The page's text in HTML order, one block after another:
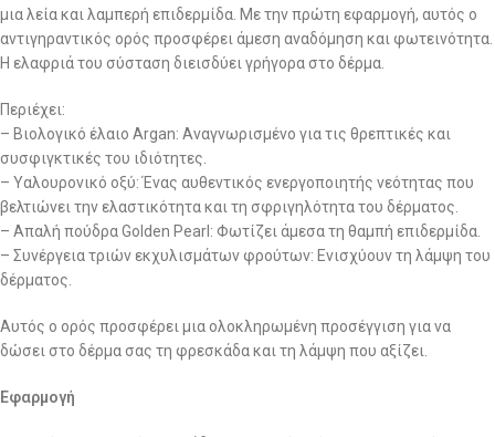
μια λεία και λαμπερή επιδερμίδα. Με την πρώτη εφαρμογή, αυτός ο
αντιγηραντικός ορός προσφέρει άμεση αναδόμηση και φωτεινότητα.
Η ελαφριά του σύσταση διεισδύει γρήγορα στο δέρμα.
Περιέχει:
– Βιολογικό έλαιο Argan: Αναγνωρισμένο για τις θρεπτικές και
συσφιγκτικές του ιδιότητες.
– Υαλουρονικό οξύ: Ένας αυθεντικός ενεργοποιητής νεότητας που
βελτιώνει την ελαστικότητα και τη σφριγηλότητα του δέρματος.
– Απαλή πούδρα Golden Pearl: Φωτίζει άμεσα τη θαμπή επιδερμίδα.
– Συνέργεια τριών εκχυλισμάτων φρούτων: Ενισχύουν τη λάμψη του
δέρματος.
Αυτός ο ορός προσφέρει μια ολοκληρωμένη προσέγγιση για να
δώσει στο δέρμα σας τη φρεσκάδα και τη λάμψη που αξίζει.
Εφαρμογή